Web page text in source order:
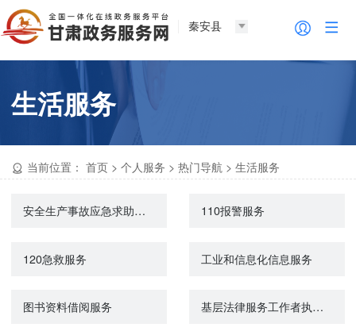
秦安县
生活服务
当前位置： 首页 >个人服务 >热门导航 >生活服务
安全生产事故应急求助服务 110报警服务
120急救服务 工业和信息化信息服务
图书资料借阅服务 基层法律服务工作者执业证核验